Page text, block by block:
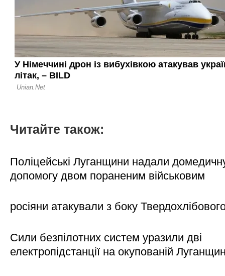
Читайте також:
Поліцейські Луганщини надали
допомогу двом пораненим військовим
росіяни атакували з боку
Сили безпілотних систем уразили дві
електропідстанції на окупованій